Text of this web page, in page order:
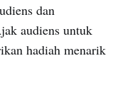
dan
audiens untuk
hadiah menarik